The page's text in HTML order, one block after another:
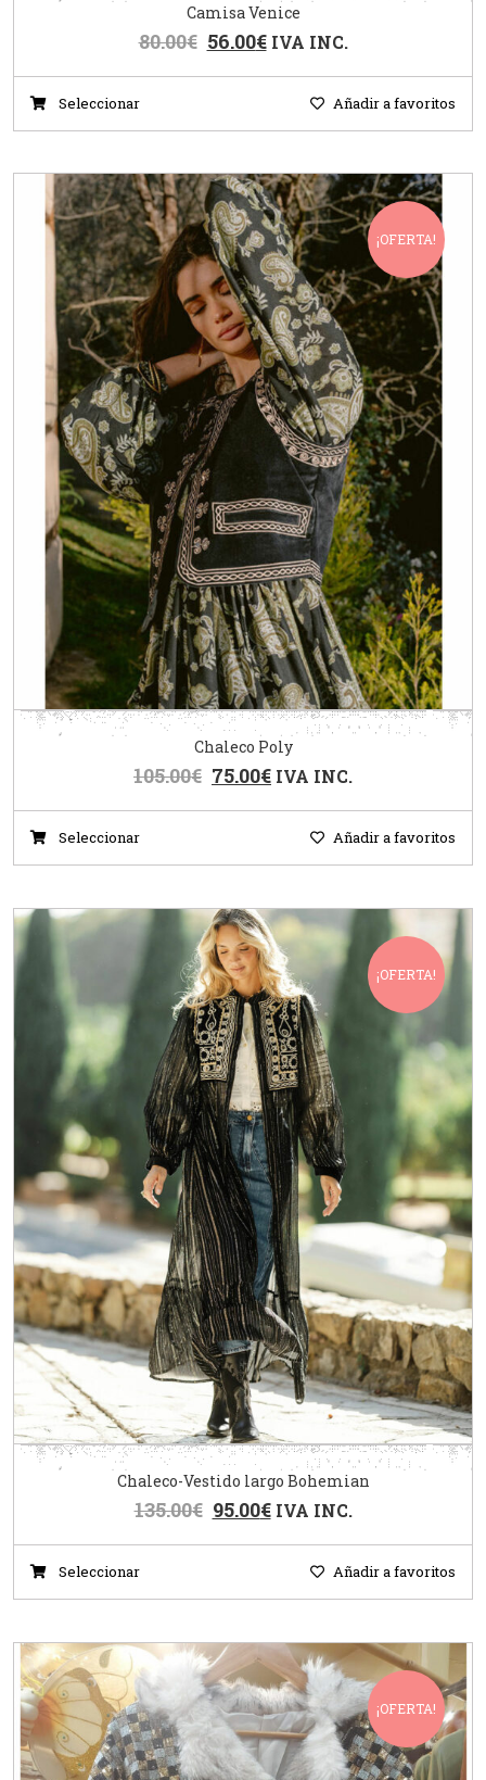
Camisa Venice
80.00€ 56.00€ IVA INC.
Seleccionar Añadir a favoritos
¡OFERTA!
Chaleco Poly
105.00€ 75.00€ IVA INC.
Seleccionar Añadir a favoritos
¡OFERTA!
Chaleco-Vestido largo Bohemian
135.00€ 95.00€ IVA INC.
Seleccionar Añadir a favoritos
¡OFERTA!